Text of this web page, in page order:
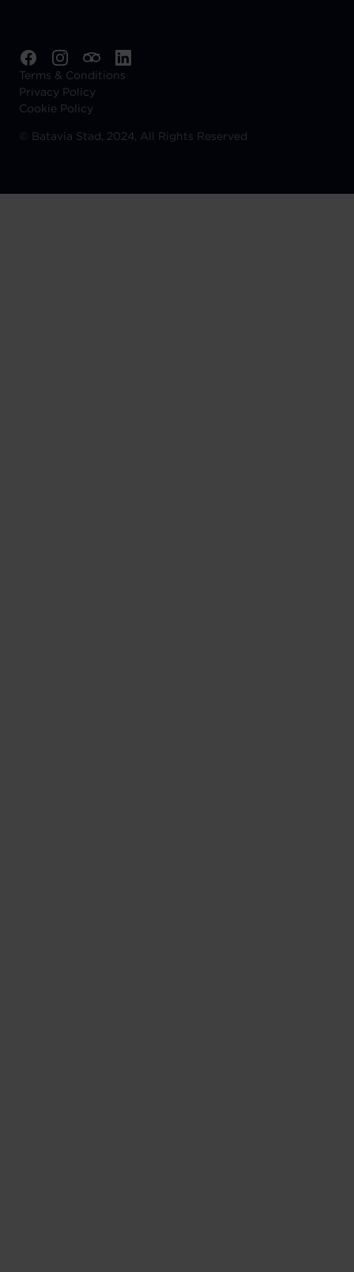
Terms & Conditions
Privacy Policy
Cookie Policy
©
Batavia Stad, 2024, All Rights Reserved